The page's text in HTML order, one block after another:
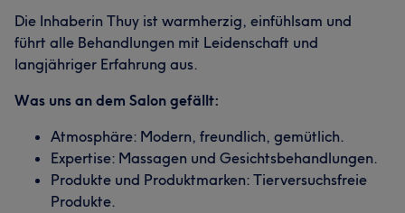
Die Inhaberin Thuy ist warmherzig, einfühlsam und
führt alle Behandlungen mit Leidenschaft und
langjähriger Erfahrung aus.
Was uns an dem Salon gefällt:
Atmosphäre: Modern, freundlich, gemütlich.
Expertise: Massagen und Gesichtsbehandlungen.
Produkte und Produktmarken: Tierversuchsfreie
Produkte.